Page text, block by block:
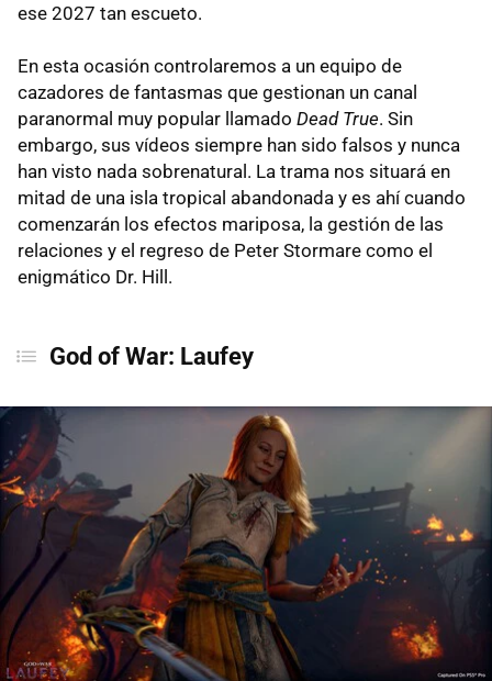
ese 2027 tan escueto.
En esta ocasión controlaremos a un equipo de
cazadores de fantasmas que gestionan un canal
paranormal muy popular llamado Dead True. Sin
embargo, sus vídeos siempre han sido falsos y nunca
han visto nada sobrenatural. La trama nos situará en
mitad de una isla tropical abandonada y es ahí cuando
comenzarán los efectos mariposa, la gestión de las
relaciones y el regreso de Peter Stormare como el
enigmático Dr. Hill.
God of War: Laufey